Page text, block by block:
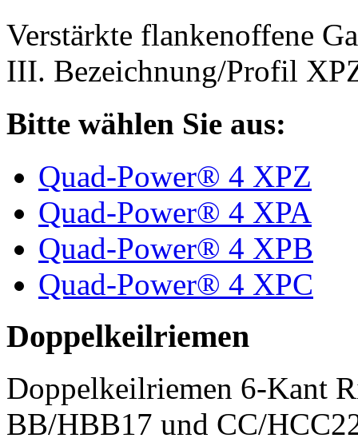
Verstärkte flankenoffene
III. Bezeichnung/Profil
Bitte wählen Sie aus:
Quad-Power® 4 XPZ
Quad-Power® 4 XPA
Quad-Power® 4 XPB
Quad-Power® 4 XPC
Doppelkeilriemen
Doppelkeilriemen 6-Kant
BB/HBB17 und CC/